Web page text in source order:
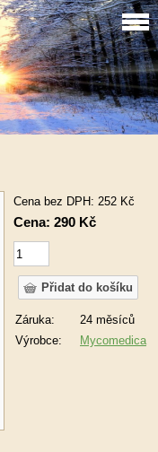
Cena bez DPH: 252 Kč
Cena: 290 Kč
Záruka:
24 měsíců
Výrobce:
Mycomedica